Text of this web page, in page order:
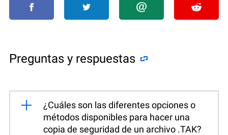
Preguntas y respuestas
¿Cuáles son las diferentes opciones o
métodos disponibles para hacer una
copia de seguridad de un archivo .TAK?